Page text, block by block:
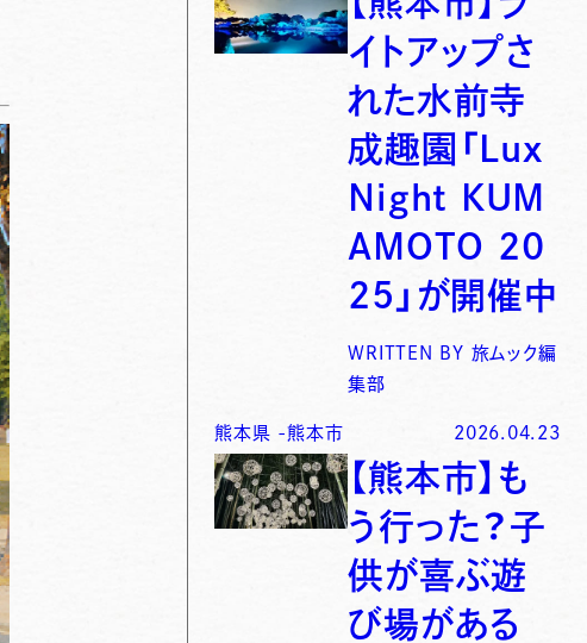
イトアップさ
れた水前寺
成趣園「Lux
Night KUM
AMOTO 20
25」が開催中
WRITTEN BY 旅ムック編
集部
熊本県 -熊本市 2026.04.23
【熊本市】も
う行った？子
供が喜ぶ遊
び場がある